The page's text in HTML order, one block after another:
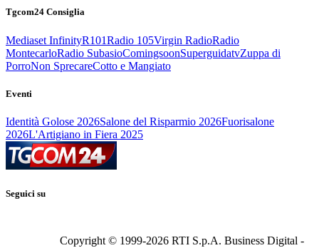
Tgcom24 Consiglia
Mediaset InfinityR101Radio 105Virgin RadioRadio
MontecarloRadio SubasioComingsoonSuperguidatvZuppa di
PorroNon SprecareCotto e Mangiato
Eventi
Identità Golose 2026Salone del Risparmio 2026Fuorisalone
2026L'Artigiano in Fiera 2025
Seguici su
Copyright © 1999-2026 RTI S.p.A. Business Digital -